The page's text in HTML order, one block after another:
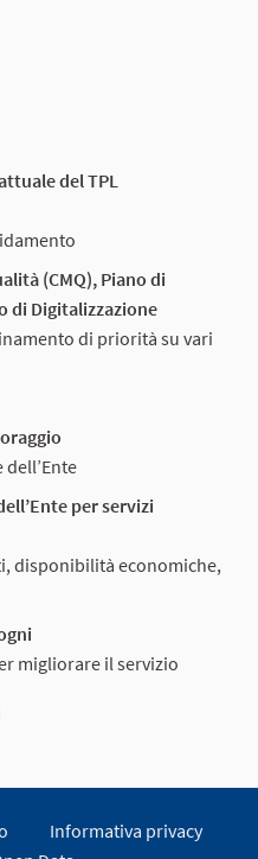
del TPL
(CMQ), Piano di
di Digitalizzazione
di priorità su vari
per servizi
disponibilità economiche,
migliorare il servizio
Informativa privacy